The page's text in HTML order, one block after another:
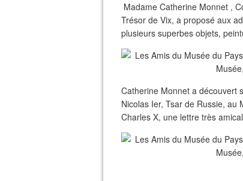
Madame Catherine Monnet ,
Trésor de Vix, a proposé aux
plusieurs superbes objets,
Catherine Monnet a découvert
Nicolas Ier, Tsar de Russie,
Charles X, une lettre très